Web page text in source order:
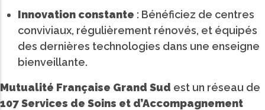
Innovation constante : Bénéficiez de centres
conviviaux, régulièrement rénovés, et équipés
des dernières technologies dans une enseigne
bienveillante.
Mutualité Française Grand Sud est un réseau de
107 Services de Soins et d’Accompagnement